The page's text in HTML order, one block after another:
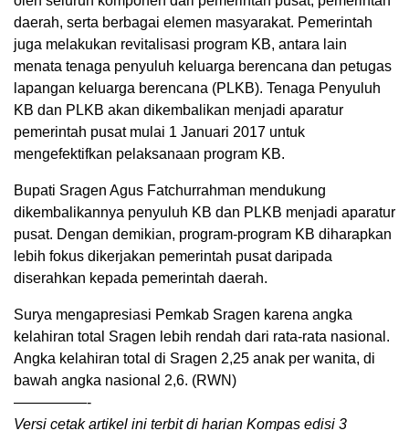
daerah, serta berbagai elemen masyarakat. Pemerintah
juga melakukan revitalisasi program KB, antara lain
menata tenaga penyuluh keluarga berencana dan petugas
lapangan keluarga berencana (PLKB). Tenaga Penyuluh
KB dan PLKB akan dikembalikan menjadi aparatur
pemerintah pusat mulai 1 Januari 2017 untuk
mengefektifkan pelaksanaan program KB.
Bupati Sragen Agus Fatchurrahman mendukung
dikembalikannya penyuluh KB dan PLKB menjadi aparatur
pusat. Dengan demikian, program-program KB diharapkan
lebih fokus dikerjakan pemerintah pusat daripada
diserahkan kepada pemerintah daerah.
Surya mengapresiasi Pemkab Sragen karena angka
kelahiran total Sragen lebih rendah dari rata-rata nasional.
Angka kelahiran total di Sragen 2,25 anak per wanita, di
bawah angka nasional 2,6. (RWN)
—————-
Versi cetak artikel ini terbit di harian Kompas edisi 3